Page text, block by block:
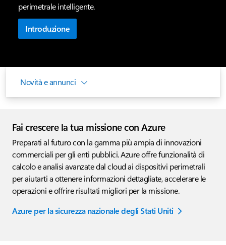
perimetrale intelligente.
Introduzione
Novità e annunci
Fai crescere la tua missione con Azure
Preparati al futuro con la gamma più ampia di innovazioni
commerciali per gli enti pubblici. Azure offre funzionalità di
calcolo e analisi avanzate dal cloud ai dispositivi perimetrali
per aiutarti a ottenere informazioni dettagliate, accelerare le
operazioni e offrire risultati migliori per la missione.
Azure per la sicurezza nazionale degli Stati Uniti